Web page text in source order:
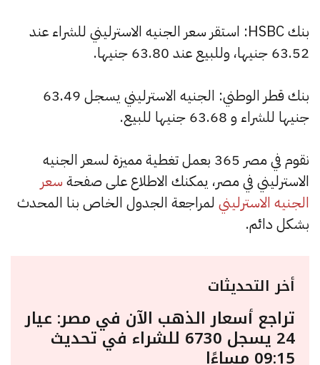
بنك HSBC: استقر سعر الجنيه الاسترليني للشراء عند
63.52 جنيها، وللبيع عند 63.80 جنيها.
بنك قطر الوطني: الجنيه الاسترليني يسجل 63.49
جنيها للشراء و 63.68 جنيها للبيع.
نقوم في مصر 365 بعمل تغطية مميزة لسعر الجنيه
الاسترليني في مصر، يمكنك الاطلاع على صفحة سعر
الجنيه الاسترليني لمراجعة الجدول الخاص بنا المحدث
بشكل دائم.
أخر التحديثات
تراجع أسعار الذهب الآن في مصر: عيار
24 يسجل 6730 للشراء في تحديث
09:15 مساءًا